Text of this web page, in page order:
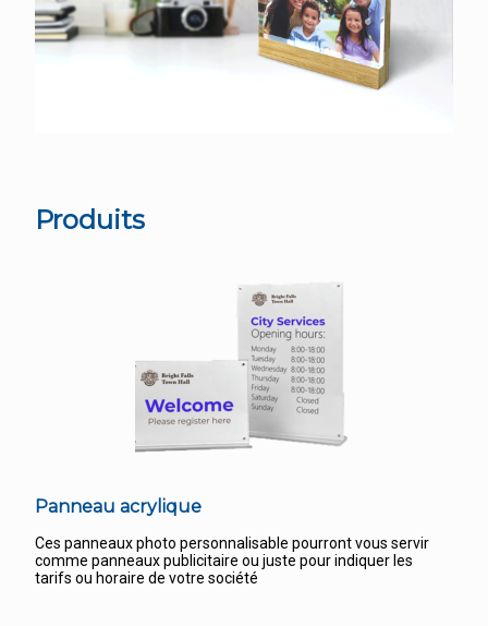
Produits
Panneau acrylique
Ces panneaux photo personnalisable pourront vous servir
comme panneaux publicitaire ou juste pour indiquer les
tarifs ou horaire de votre société